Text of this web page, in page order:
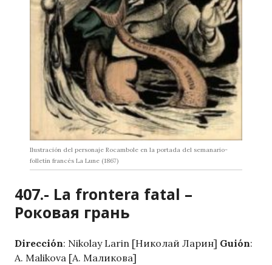
Ilustración del personaje Rocambole en la portada del semanario-
folletín francés La Lune (1867)
407.- La frontera fatal –
Роковая грань
Dirección: Nikolay Larin [Николай Ларин] Guión:
A. Malikova [А. Маликова]